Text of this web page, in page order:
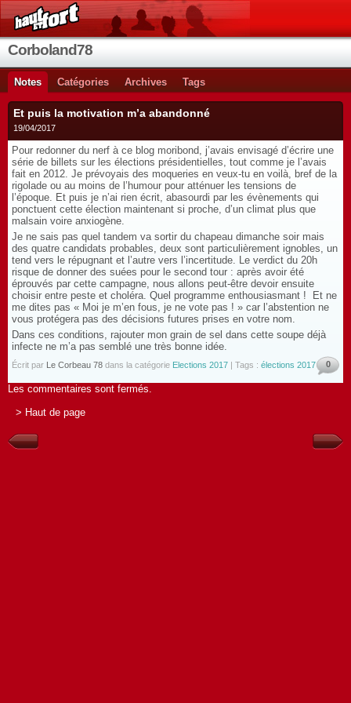
Corboland78
Notes Catégories Archives Tags
Et puis la motivation m’a abandonné
19/04/2017
Pour redonner du nerf à ce blog moribond, j’avais envisagé d’écrire une
série de billets sur les élections présidentielles, tout comme je l’avais
fait en 2012. Je prévoyais des moqueries en veux-tu en voilà, bref de la
rigolade ou au moins de l’humour pour atténuer les tensions de
l’époque. Et puis je n’ai rien écrit, abasourdi par les évènements qui
ponctuent cette élection maintenant si proche, d’un climat plus que
malsain voire anxiogène.
Je ne sais pas quel tandem va sortir du chapeau dimanche soir mais
des quatre candidats probables, deux sont particulièrement ignobles, un
tend vers le répugnant et l’autre vers l’incertitude. Le verdict du 20h
risque de donner des suées pour le second tour : après avoir été
éprouvés par cette campagne, nous allons peut-être devoir ensuite
choisir entre peste et choléra. Quel programme enthousiasmant ! Et ne
me dites pas « Moi je m’en fous, je ne vote pas ! » car l’abstention ne
vous protégera pas des décisions futures prises en votre nom.
Dans ces conditions, rajouter mon grain de sel dans cette soupe déjà
infecte ne m’a pas semblé une très bonne idée.
Écrit par Le Corbeau 78 dans la catégorie Elections 2017 | Tags : élections 2017 0
Les commentaires sont fermés.
> Haut de page